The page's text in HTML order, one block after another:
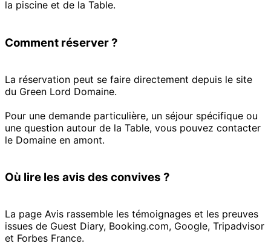
la piscine et de la Table.
Comment réserver ?
La réservation peut se faire directement depuis le site
du Green Lord Domaine.
Pour une demande particulière, un séjour spécifique ou
une question autour de la Table, vous pouvez contacter
le Domaine en amont.
Où lire les avis des convives ?
La page Avis rassemble les témoignages et les preuves
issues de Guest Diary, Booking.com, Google, Tripadvisor
et Forbes France.